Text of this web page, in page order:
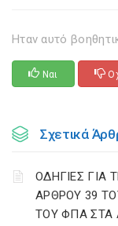
Ηταν αυτό
Ναι
Σχετικά
ΟΔΗΓΙΕΣ ΓΙΑ
ΑΡΘΡΟΥ 39
ΤΟΥ ΦΠΑ ΣΤΑ